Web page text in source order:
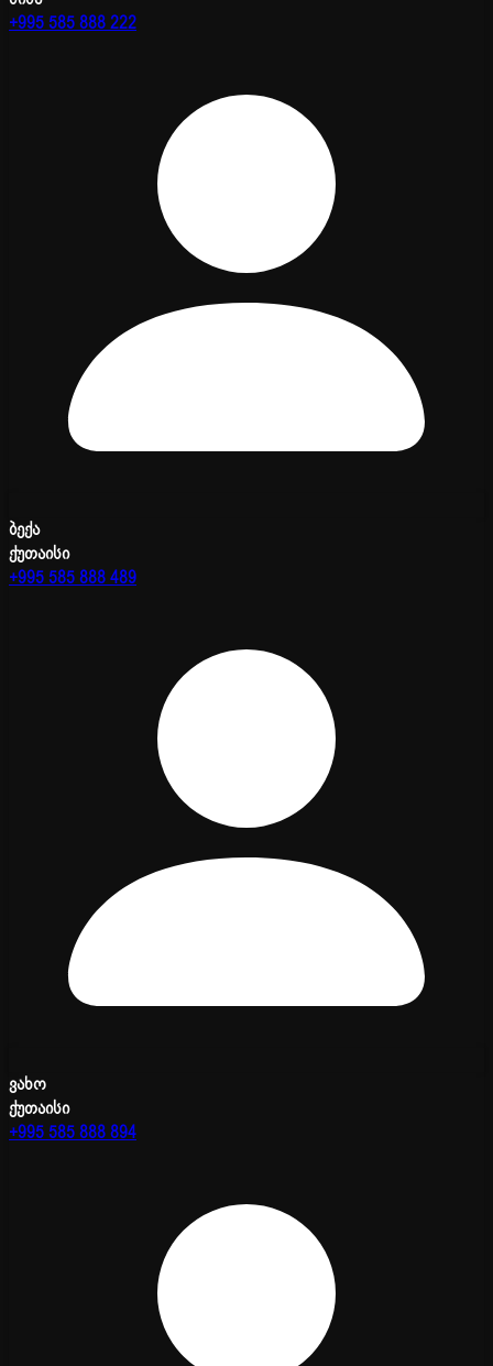
+995 585 888 222
ბექა
ქუთაისი
+995 585 888 489
ვახო
ქუთაისი
+995 585 888 894